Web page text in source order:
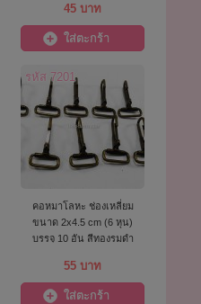
45 บาท
ใส่ตะกร้า
รหัส 7201
คอหมาโลหะ ช่องเหลี่ยม
ขนาด 2x4.5 cm (6 หุน)
บรรจุ 10 อัน สีทองรมดำ
55 บาท
ใส่ตะกร้า